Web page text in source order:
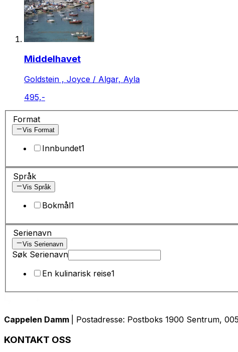
Middelhavet
Goldstein , Joyce / Algar, Ayla
495,-
Format
Vis Format
Innbundet1
Språk
Vis Språk
Bokmål1
Serienavn
Vis Serienavn
Søk Serienavn
En kulinarisk reise1
Cappelen Damm | Postadresse: Postboks 1900 Sentrum,
KONTAKT OSS